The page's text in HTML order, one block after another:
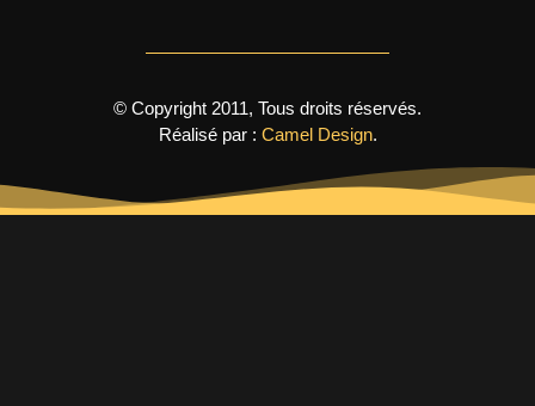
© Copyright 2011, Tous droits réservés.
Réalisé par : Camel Design.